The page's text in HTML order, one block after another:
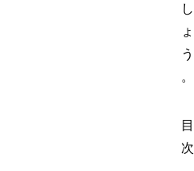
し
ょ
う
。
目
次